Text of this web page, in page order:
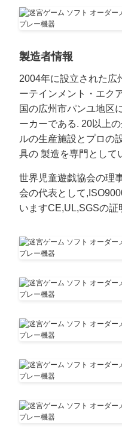
製造者情報
2004年に設立された広
ーテインメント・エク
国の広州市パンユ地区
ーカーである. 20以上
ルの生産施設とプロの
具の 製造を専門として
世界児童遊戯協会の理
会の代表として
いますCE,UL,SGSの証